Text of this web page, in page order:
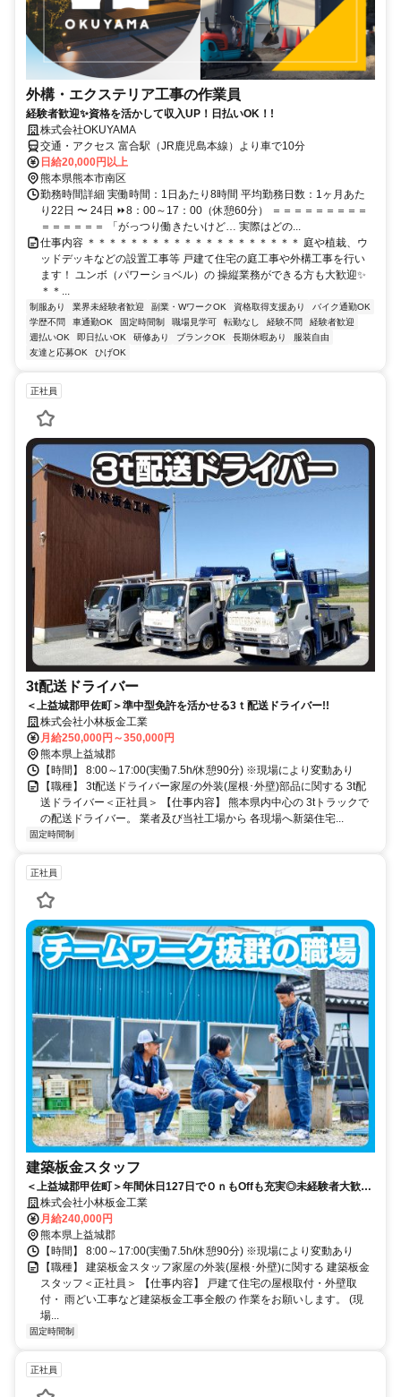
外構・エクステリア工事の作業員
経験者歓迎✨資格を活かして収入UP！日払いOK！!
株式会社OKUYAMA
交通・アクセス 富合駅（JR鹿児島本線）より車で10分
日給20,000円以上
熊本県熊本市南区
勤務時間詳細 実働時間：1日あたり8時間 平均勤務日数：1ヶ月あた
り22日 〜 24日 ⏩8：00～17：00（休憩60分） ＝＝＝＝＝＝＝＝＝
＝＝＝＝＝＝ 「がっつり働きたいけど… 実際はどの...
仕事内容 ＊＊＊＊＊＊＊＊＊＊＊＊＊＊＊＊＊＊＊＊ 庭や植栽、ウ
ッドデッキなどの設置工事等 戸建て住宅の庭工事や外構工事を行い
ます！ ユンボ（パワーショベル）の 操縦業務ができる方も大歓迎✨
＊＊...
制服あり 業界未経験者歓迎 副業・WワークOK 資格取得支援あり
バイク通勤OK
学歴不問
車通勤OK 固定時間制 職場見学可 転勤なし 経験不問
経験者歓迎
週払いOK
即日払いOK 研修あり ブランクOK 長期休暇あり
服装自由
友達と応募OK
ひげOK
正社員
3t配送ドライバー
＜上益城郡甲佐町＞準中型免許を活かせる3ｔ配送ドライバー!!
株式会社小林板金工業
月給250,000円～350,000円
熊本県上益城郡
【時間】 8:00～17:00(実働7.5h/休憩90分) ※現場により変動あり
【職種】 3t配送ドライバー家屋の外装(屋根･外壁)部品に関する 3t配
送ドライバー＜正社員＞ 【仕事内容】 熊本県内中心の 3tトラックで
の配送ドライバー。 業者及び当社工場から 各現場へ新築住宅...
固定時間制
正社員
建築板金スタッフ
＜上益城郡甲佐町＞年間休日127日でＯｎもOffも充実◎未経験者大歓
迎!!株式会社小林板金工業
月給240,000円
熊本県上益城郡
【時間】 8:00～17:00(実働7.5h/休憩90分) ※現場により変動あり
【職種】 建築板金スタッフ家屋の外装(屋根･外壁)に関する 建築板金
スタッフ＜正社員＞ 【仕事内容】 戸建て住宅の屋根取付・外壁取
付・ 雨どい工事など建築板金工事全般の 作業をお願いします。 (現
場...
固定時間制
正社員